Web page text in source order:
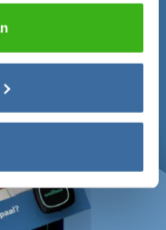
U kunt
via het icoon